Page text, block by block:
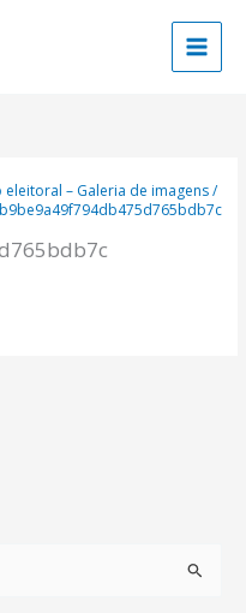
eleitoral – Galeria de imagens